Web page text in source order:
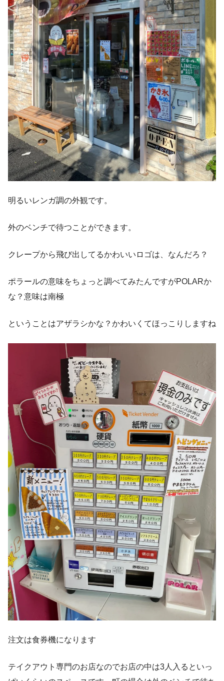
明るいレンガ調の外観です。
外のベンチで待つことができます。
クレープから飛び出してるかわいいロゴは、なんだろ？
ポラールの意味をちょっと調べてみたんですがPOLARか
な？意味は南極
ということはアザラシかな？かわいくてほっこりしますね
注文は食券機になります
テイクアウト専門のお店なのでお店の中は3人入るといっ